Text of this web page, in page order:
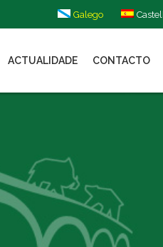
Galego
ACTUALIDADE CONTACTO